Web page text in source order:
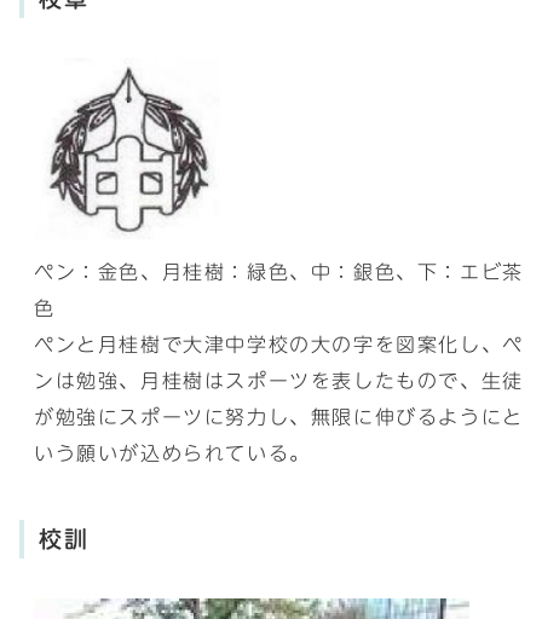
ペン：金色、月桂樹：緑色、中：銀色、下：エビ茶
色
ペンと月桂樹で大津中学校の大の字を図案化し、ペ
ンは勉強、月桂樹はスポーツを表したもので、生徒
が勉強にスポーツに努力し、無限に伸びるようにと
いう願いが込められている。
校訓